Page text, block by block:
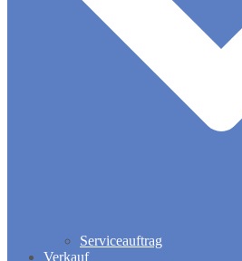
Serviceauftrag
Verkauf